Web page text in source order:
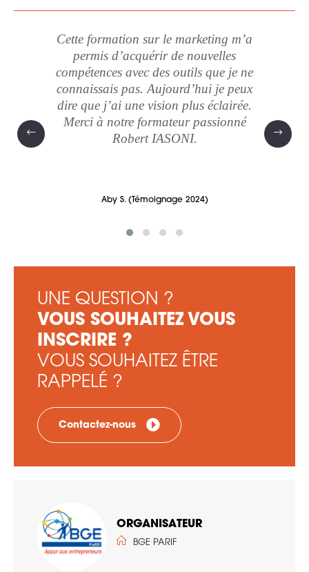
remis
Cette formation sur le marketing m’a
permis d’acquérir de nouvelles
compétences avec des outils que je ne
connaissais pas. Aujourd’hui je peux
dire que j’ai une vision plus éclairée.
Merci à notre formateur passionné
Robert IASONI.
Aby S. (Témoignage 2024)
UNE QUESTION ?
VOUS SOUHAITEZ VOUS
INSCRIRE ?
VOUS SOUHAITEZ ÊTRE
RAPPELÉ ?
Contactez-nous
ORGANISATEUR
BGE PARIF